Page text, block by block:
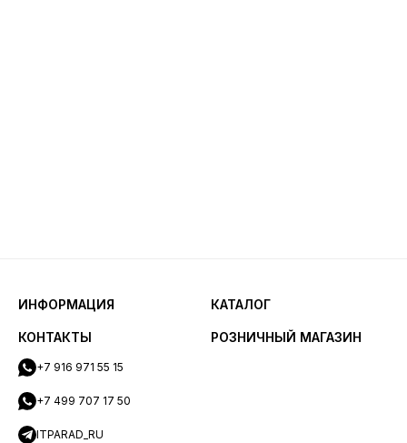
ИНФОРМАЦИЯ КАТАЛОГ
КОНТАКТЫ
+7 916 971 55 15
+7 499 707 17 50
ITPARAD_RU
РОЗНИЧНЫЙ МАГАЗИН